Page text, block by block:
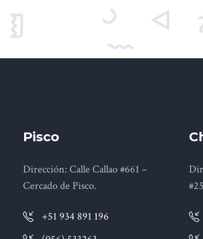
Pisco
Dirección: Calle Callao #661 –
Cercado de Pisco.
+51 934 891 196